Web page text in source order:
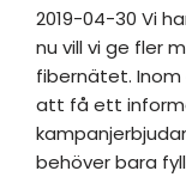
2019-04-30 Vi
nu vill vi ge fler
fibernätet.
att få ett
behöver bara